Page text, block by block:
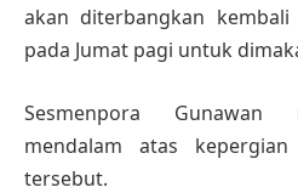
akan diterbangkan kembali
pada Jumat pagi untuk
Sesmenpora Gunawan
mendalam atas
tersebut.